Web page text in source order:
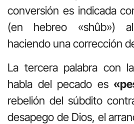
conversión es indicada
(en hebreo «shûb»)
haciendo una corrección
La tercera palabra con
habla del pecado es
rebelión del súbdito
desapego de Dios, el